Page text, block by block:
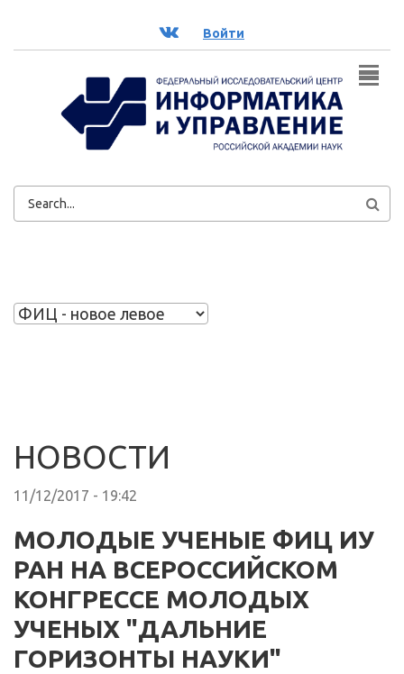
ВК Войти
ФОРМА
НОВОСТИ
11/12/2017 - 19:42
МОЛОДЫЕ УЧЕНЫЕ ФИЦ ИУ
РАН НА ВСЕРОССИЙСКОМ
КОНГРЕССЕ МОЛОДЫХ
УЧЕНЫХ "ДАЛЬНИЕ
ГОРИЗОНТЫ НАУКИ"